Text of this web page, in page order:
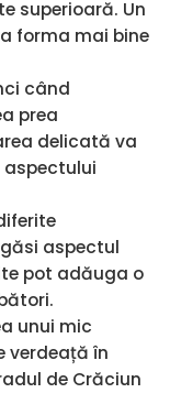
superioară. Un
forma mai bine
când
prea
delicată va
aspectul
pot adăuga o
unui mic
verdeață în
de Crăciun